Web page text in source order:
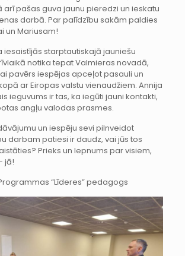
arī pašas guva jaunu pieredzi un ieskatu
darbā. Par palīdzību sakām paldies
un Mariusam!
iesaistījās starptautiskajā jauniešu
notika tepat Valmieras novadā,
pavērs iespējas apceļot pasauli un
ar Eiropas valstu vienaudžiem. Annija
ieguvums ir tas, ka iegūti jauni kontakti,
angļu valodas prasmes.
un iespēju sevi pilnveidot
darbam patiesi ir daudz, vai jūs tos
Prieks un lepnums par visiem,
jā!
“Līderes” pedagogs